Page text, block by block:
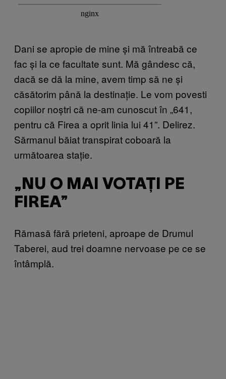
Dani se apropie de mine și mă întreabă ce
fac și la ce facultate sunt. Mă gândesc că,
dacă se dă la mine, avem timp să ne și
căsătorim până la destinație. Le vom povesti
copiilor noștri că ne-am cunoscut în „641,
pentru că Firea a oprit linia lui 41”. Delirez.
Sărmanul băiat transpirat coboară la
următoarea stație.
„NU O MAI VOTAȚI PE
FIREA”
Rămasă fără prieteni, aproape de Drumul
Taberei, aud trei doamne nervoase pe ce se
întâmplă.